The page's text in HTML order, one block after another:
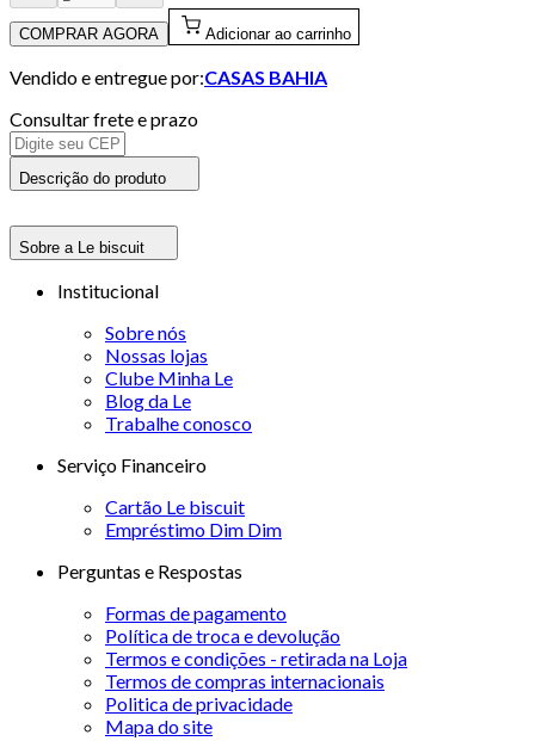
COMPRAR AGORA Adicionar ao carrinho
Vendido e entregue por:CASAS BAHIA
Consultar frete e prazo
Descrição do produto
Sobre a Le biscuit
Institucional
Sobre nós
Nossas lojas
Clube Minha Le
Blog da Le
Trabalhe conosco
Serviço Financeiro
Cartão Le biscuit
Empréstimo Dim Dim
Perguntas e Respostas
Formas de pagamento
Política de troca e devolução
Termos e condições - retirada na Loja
Termos de compras internacionais
Politica de privacidade
Mapa do site